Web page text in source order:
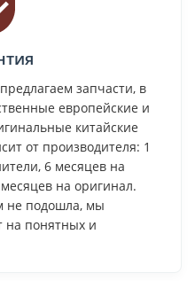
запчасти, в
европейские и
китайские
от производителя: 1
6 месяцев на
на оригинал.
не подошла, мы
на понятных и